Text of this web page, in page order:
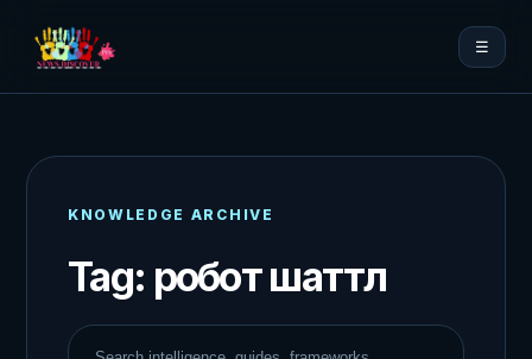
☰
KNOWLEDGE ARCHIVE
Tag: робот шаттл